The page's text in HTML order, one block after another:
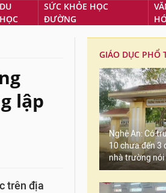
DU
HỌC
SỨC KHỎE HỌC
ĐƯỜNG
lập
trên địa
GIÁO DỤC PHỔ
Nghệ An: Có
10 chưa đến 3
nhà trường nói